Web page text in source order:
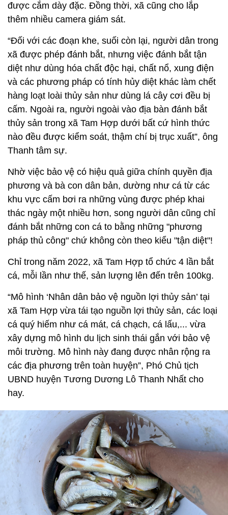
được cắm dày đặc. Đồng thời, xã cũng cho lắp
thêm nhiều camera giám sát.
“Đối với các đoạn khe, suối còn lại, người dân trong
xã được phép đánh bắt, nhưng việc đánh bắt tận
diệt như dùng hóa chất độc hại, chất nổ, xung điện
và các phương pháp có tính hủy diệt khác làm chết
hàng loạt loài thủy sản như dùng lá cây cơi đều bị
cấm. Ngoài ra, người ngoài vào địa bàn đánh bắt
thủy sản trong xã Tam Hợp dưới bất cứ hình thức
nào đều được kiểm soát, thậm chí bị trục xuất”, ông
Thanh tâm sự.
Nhờ việc bảo vệ có hiệu quả giữa chính quyền địa
phương và bà con dân bản, dường như cá từ các
khu vực cấm bơi ra những vùng được phép khai
thác ngày một nhiều hơn, song người dân cũng chỉ
đánh bắt những con cá to bằng những "phương
pháp thủ công" chứ không còn theo kiểu "tận diệt"!
Chỉ trong năm 2022, xã Tam Hợp tổ chức 4 lần bắt
cá, mỗi lần như thế, sản lượng lên đến trên 100kg.
“Mô hình ‘Nhân dân bảo vệ nguồn lợi thủy sản’ tại
xã Tam Hợp vừa tái tạo nguồn lợi thủy sản, các loại
cá quý hiếm như cá mát, cá chạch, cá lấu,... vừa
xây dựng mô hình du lịch sinh thái gắn với bảo vệ
môi trường. Mô hình này đang được nhân rộng ra
các địa phương trên toàn huyện”, Phó Chủ tịch
UBND huyện Tương Dương Lô Thanh Nhất cho
hay.